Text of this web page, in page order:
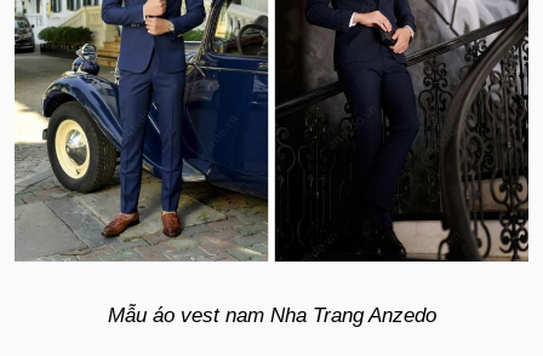
Mẫu áo vest nam Nha Trang Anzedo